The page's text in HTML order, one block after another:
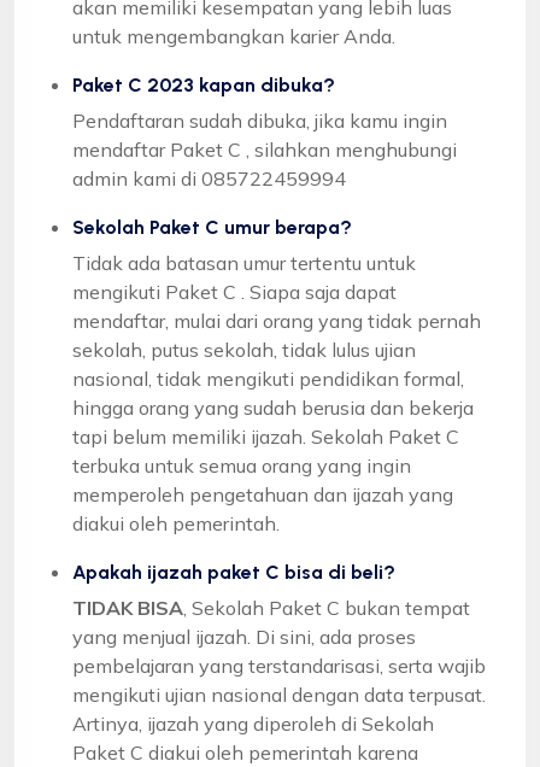
akan memiliki kesempatan yang lebih luas
untuk mengembangkan karier Anda.
Paket C 2023 kapan dibuka?
Pendaftaran sudah dibuka, jika kamu ingin
mendaftar Paket C , silahkan menghubungi
admin kami di 085722459994
Sekolah Paket C umur berapa?
Tidak ada batasan umur tertentu untuk
mengikuti Paket C . Siapa saja dapat
mendaftar, mulai dari orang yang tidak pernah
sekolah, putus sekolah, tidak lulus ujian
nasional, tidak mengikuti pendidikan formal,
hingga orang yang sudah berusia dan bekerja
tapi belum memiliki ijazah. Sekolah Paket C
terbuka untuk semua orang yang ingin
memperoleh pengetahuan dan ijazah yang
diakui oleh pemerintah.
Apakah ijazah paket C bisa di beli?
TIDAK BISA , Sekolah Paket C bukan tempat
yang menjual ijazah. Di sini, ada proses
pembelajaran yang terstandarisasi, serta wajib
mengikuti ujian nasional dengan data terpusat.
Artinya, ijazah yang diperoleh di Sekolah
Paket C diakui oleh pemerintah karena